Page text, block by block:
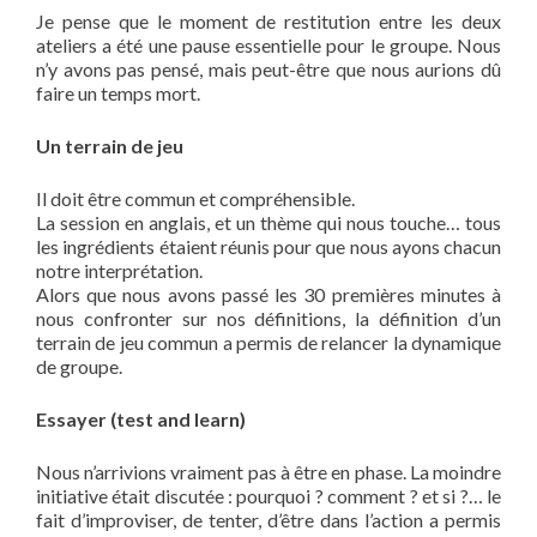
Je pense que le moment de restitution entre les deux
ateliers a été une pause essentielle pour le groupe. Nous
n’y avons pas pensé, mais peut-être que nous aurions dû
faire un temps mort.
Un terrain de jeu
Il doit être commun et compréhensible.
La session en anglais, et un thème qui nous touche… tous
les ingrédients étaient réunis pour que nous ayons chacun
notre interprétation.
Alors que nous avons passé les 30 premières minutes à
nous confronter sur nos définitions, la définition d’un
terrain de jeu commun a permis de relancer la dynamique
de groupe.
Essayer (test and learn)
Nous n’arrivions vraiment pas à être en phase. La moindre
initiative était discutée : pourquoi ? comment ? et si ?… le
fait d’improviser, de tenter, d’être dans l’action a permis